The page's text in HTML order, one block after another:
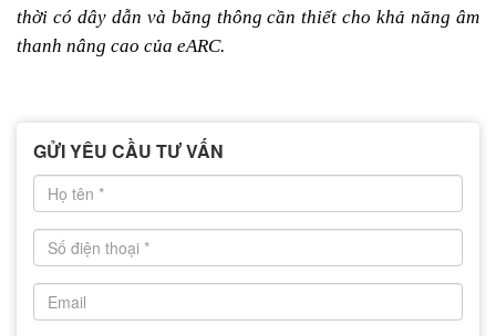
thời có dây dẫn và băng thông cần thiết cho khả năng âm
thanh nâng cao của eARC.
GỬI YÊU CẦU TƯ VẤN